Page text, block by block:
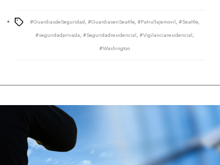
Tags
#GuardiasdeSeguridad,#GuardiasenSeattle,#Patrullajemovil,#Seattle,
#seguridadprivada,#Seguridadresidencial,#Vigilanciaresidencial,
#Washington